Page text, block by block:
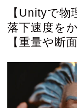
【Unityで
落下速度を
【重量や断